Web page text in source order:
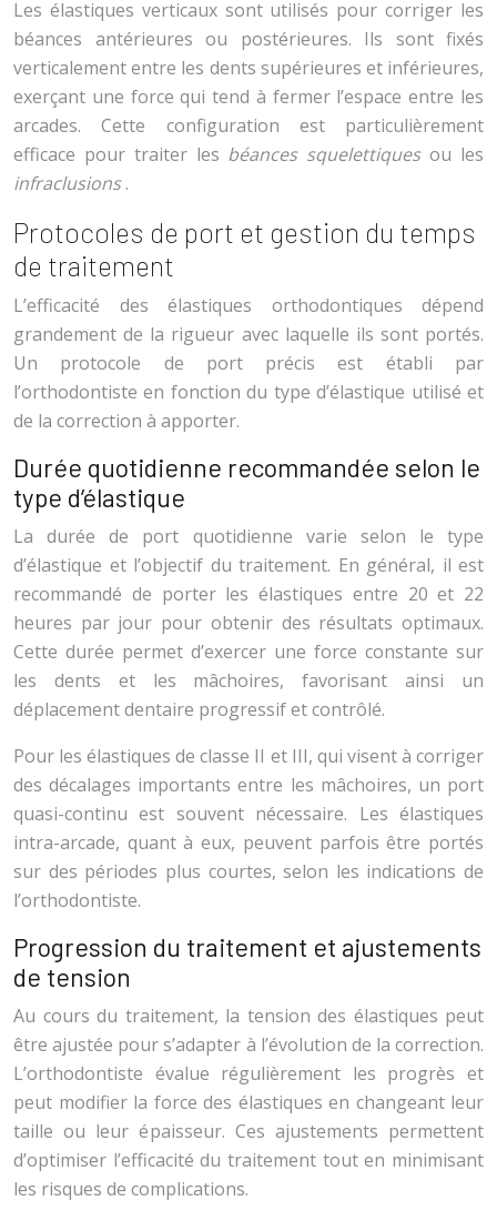
Les élastiques verticaux sont utilisés pour corriger les
béances antérieures ou postérieures. Ils sont fixés
verticalement entre les dents supérieures et inférieures,
exerçant une force qui tend à fermer l’espace entre les
arcades. Cette configuration est particulièrement
efficace pour traiter les béances squelettiquesou les
infraclusions.
Protocoles de port et gestion du temps
de traitement
L’efficacité des élastiques orthodontiques dépend
grandement de la rigueur avec laquelle ils sont portés.
Un protocole de port précis est établi par
l’orthodontiste en fonction du type d’élastique utilisé et
de la correction à apporter.
Durée quotidienne recommandée selon le
type d’élastique
La durée de port quotidienne varie selon le type
d’élastique et l’objectif du traitement. En général, il est
recommandé de porter les élastiques entre 20 et 22
heures par jour pour obtenir des résultats optimaux.
Cette durée permet d’exercer une force constante sur
les dents et les mâchoires, favorisant ainsi un
déplacement dentaire progressif et contrôlé.
Pour les élastiques de classe II et III, qui visent à corriger
des décalages importants entre les mâchoires, un port
quasi-continu est souvent nécessaire. Les élastiques
intra-arcade, quant à eux, peuvent parfois être portés
sur des périodes plus courtes, selon les indications de
l’orthodontiste.
Progression du traitement et ajustements
de tension
Au cours du traitement, la tension des élastiques peut
être ajustée pour s’adapter à l’évolution de la correction.
L’orthodontiste évalue régulièrement les progrès et
peut modifier la force des élastiques en changeant leur
taille ou leur épaisseur. Ces ajustements permettent
d’optimiser l’efficacité du traitement tout en minimisant
les risques de complications.